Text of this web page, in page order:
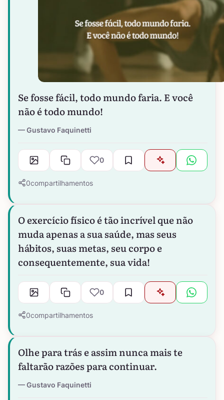
Se fosse fácil, todo mundo faria. E você
não é todo mundo!
Gustavo Faquinetti
0
0compartilhamentos
O exercício físico é tão incrível que não
muda apenas a sua saúde, mas seus
hábitos, suas metas, seu corpo e
consequentemente, sua vida!
0
0compartilhamentos
Olhe para trás e assim nunca mais te
faltarão razões para continuar.
Gustavo Faquinetti